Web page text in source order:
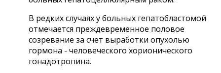
В редких случаях у больных гепатобластомой
отмечается преждевременное половое
созревание за счет выработки опухолью
гормона - человеческого хорионического
гонадотропина.